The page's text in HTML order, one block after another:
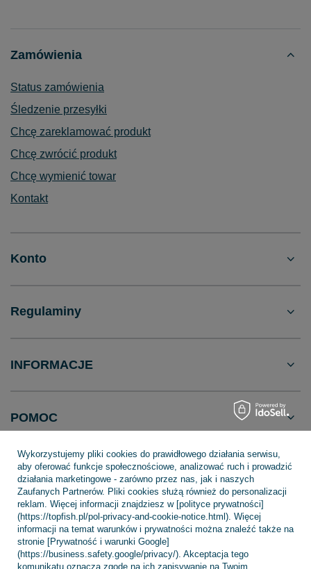
Zamówienia
Status zamówienia
Śledzenie przesyłki
Chcę zareklamować produkt
Chcę zwrócić produkt
Chcę wymienić towar
Kontakt
Konto
Regulaminy
INFORMACJE
POMOC
+48 695 775 577 kontakt@topfish.pl
TopFish Sp. z o.o. Sp.k,Klasztorna 38 ,83-400Kościerzyna
Wykorzystujemy pliki cookies do prawidłowego działania serwisu,
aby oferować funkcje społecznościowe, analizować ruch i prowadzić
działania marketingowe - zarówno przez nas, jak i naszych
Zaufanych Partnerów. Pliki cookies służą również do personalizacji
reklam. Więcej informacji znajdziesz w [polityce prywatności]
(https://topfish.pl/pol-privacy-and-cookie-notice.html). Więcej
informacji na temat warunków i prywatności można znaleźć także na
stronie [Prywatność i warunki Google]
(https://business.safety.google/privacy/). Akceptacja tego
komunikatu oznacza zgodę na ich zapisywanie na Twoim